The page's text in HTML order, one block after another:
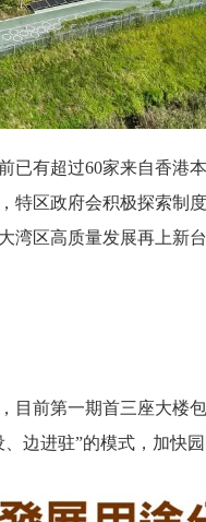
有超过60家来自香港
区政府会积极探索制
湾区高质量发展再上新台
前第一期首三座大楼
边进驻”的模式，加快园